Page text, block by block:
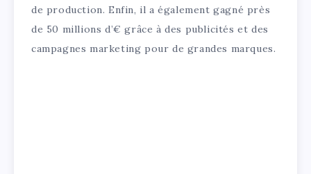
de production. Enfin, il a également gagné près
de 50 millions d’€ grâce à des publicités et des
campagnes marketing pour de grandes marques.